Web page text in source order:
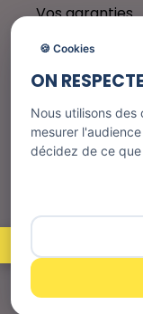
Vos garanties
Besoin d'aide ?
Nos services
🍪 Cookies
ON
Nous utilisons
mesurer
décidez de ce